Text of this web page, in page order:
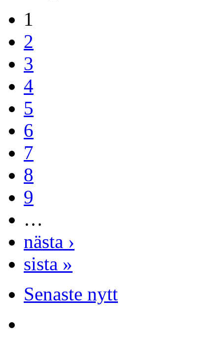
1
2
3
4
5
6
7
8
9
…
nästa ›
sista »
Senaste nytt